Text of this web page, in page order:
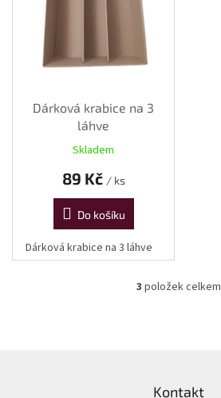
Dárková krabice na 3
láhve
Skladem
89 Kč / ks
Do košíku
Dárková krabice na 3 láhve
O
c
3 položek celkem
Kontakt